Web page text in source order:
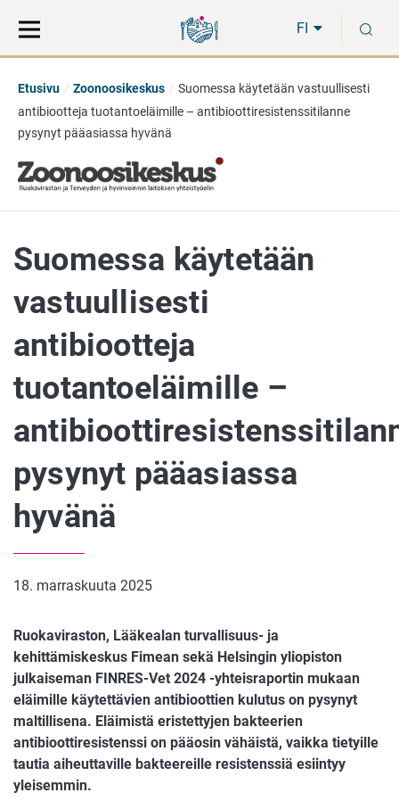
suoraan
sisältöön
koko
sivuston
FI
Etusivu Zoonoosikeskus
Suomessa käytetään vastuullisesti
antibiootteja tuotantoeläimille – antibioottiresistenssitilanne
pysynyt pääasiassa hyvänä
Suomessa käytetään
vastuullisesti
antibiootteja
tuotantoeläimille –
pysynyt pääasiassa
hyvänä
18. marraskuuta 2025
Ruokaviraston, Lääkealan turvallisuus- ja
kehittämiskeskus Fimean sekä Helsingin yliopiston
julkaiseman FINRES-Vet 2024 -yhteisraportin mukaan
eläimille käytettävien antibioottien kulutus on pysynyt
maltillisena. Eläimistä eristettyjen bakteerien
antibioottiresistenssi on pääosin vähäistä, vaikka tietyille
tautia aiheuttaville bakteereille resistenssiä esiintyy
yleisemmin.